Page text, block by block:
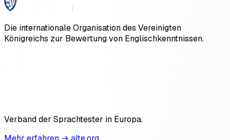
Die internationale Organisation des Vereinigten
Königreichs zur Bewertung von Englischkenntnissen.
Verband der Sprachtester in Europa.